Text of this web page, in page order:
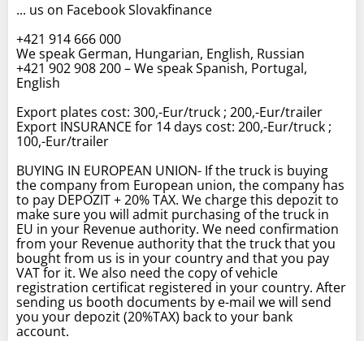
... us on Facebook Slovakfinance
+421 914 666 000
We speak German, Hungarian, English, Russian
+421 902 908 200 – We speak Spanish, Portugal,
English
Export plates cost: 300,-Eur/truck ; 200,-Eur/trailer
Export INSURANCE for 14 days cost: 200,-Eur/truck ;
100,-Eur/trailer
BUYING IN EUROPEAN UNION- If the truck is buying
the company from European union, the company has
to pay DEPOZIT + 20% TAX. We charge this depozit to
make sure you will admit purchasing of the truck in
EU in your Revenue authority. We need confirmation
from your Revenue authority that the truck that you
bought from us is in your country and that you pay
VAT for it. We also need the copy of vehicle
registration certificat registered in your country. After
sending us booth documents by e-mail we will send
you your depozit (20%TAX) back to your bank
account.